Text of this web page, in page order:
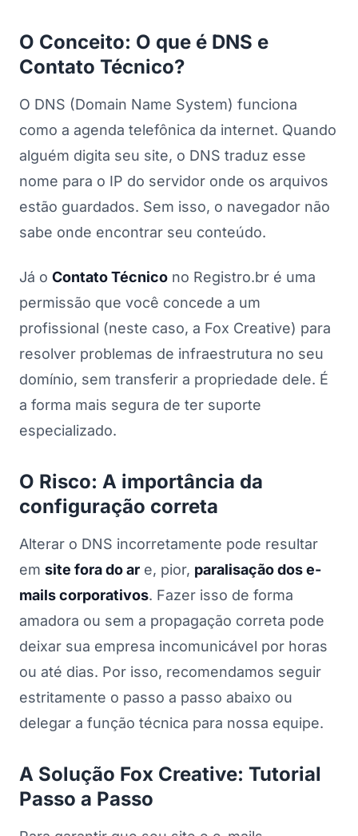
O Conceito: O que é DNS e
Contato Técnico?
O DNS (Domain Name System) funciona
como a agenda telefônica da internet. Quando
alguém digita seu site, o DNS traduz esse
nome para o IP do servidor onde os arquivos
estão guardados. Sem isso, o navegador não
sabe onde encontrar seu conteúdo.
Já o Contato Técnico no Registro.br é uma
permissão que você concede a um
profissional (neste caso, a Fox Creative) para
resolver problemas de infraestrutura no seu
domínio, sem transferir a propriedade dele. É
a forma mais segura de ter suporte
especializado.
O Risco: A importância da
configuração correta
Alterar o DNS incorretamente pode resultar
em site fora do ar e, pior, paralisação dos e-
mails corporativos. Fazer isso de forma
amadora ou sem a propagação correta pode
deixar sua empresa incomunicável por horas
ou até dias. Por isso, recomendamos seguir
estritamente o passo a passo abaixo ou
delegar a função técnica para nossa equipe.
A Solução Fox Creative: Tutorial
Passo a Passo